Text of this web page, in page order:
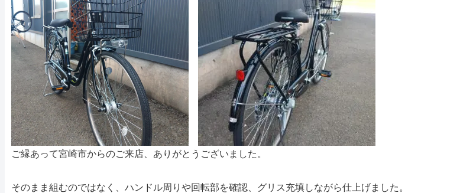
ご縁あって宮崎市からのご来店、ありがとうございました。
そのまま組むのではなく、ハンドル周りや回転部を確認、グリス充填しながら仕上げました。